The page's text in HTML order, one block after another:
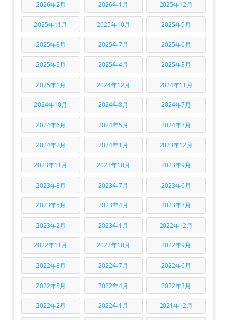
2026年2月 2026年1月 2025年12月
2025年11月 2025年10月 2025年9月
2025年8月 2025年7月 2025年6月
2025年5月 2025年4月 2025年3月
2025年1月 2024年12月 2024年11月
2024年10月 2024年8月 2024年7月
2024年6月 2024年5月 2024年3月
2024年2月 2024年1月 2023年12月
2023年11月 2023年10月 2023年9月
2023年8月 2023年7月 2023年6月
2023年5月 2023年4月 2023年3月
2023年2月 2023年1月 2022年12月
2022年11月 2022年10月 2022年9月
2022年8月 2022年7月 2022年6月
2022年5月 2022年4月 2022年3月
2022年2月 2022年1月 2021年12月